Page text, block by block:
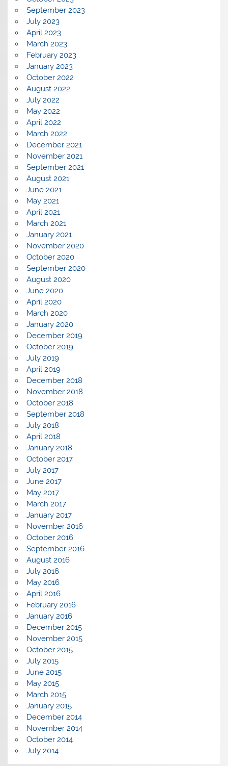
September 2023
July 2023
April 2023
March 2023
February 2023
January 2023
October 2022
August 2022
July 2022
May 2022
April 2022
March 2022
December 2021
November 2021
September 2021
August 2021
June 2021
May 2021
April 2021
March 2021
January 2021
November 2020
October 2020
September 2020
August 2020
June 2020
April 2020
March 2020
January 2020
December 2019
October 2019
July 2019
April 2019
December 2018
November 2018
October 2018
September 2018
July 2018
April 2018
January 2018
October 2017
July 2017
June 2017
May 2017
March 2017
January 2017
November 2016
October 2016
September 2016
August 2016
July 2016
May 2016
April 2016
February 2016
January 2016
December 2015
November 2015
October 2015
July 2015
June 2015
May 2015
March 2015
January 2015
December 2014
November 2014
October 2014
July 2014